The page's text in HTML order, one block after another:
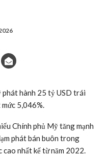
phát hành 25 tỷ USD trái
5,046%.
Chính phủ Mỹ tăng mạnh
phát bán buôn trong
nhất kể từ năm 2022.